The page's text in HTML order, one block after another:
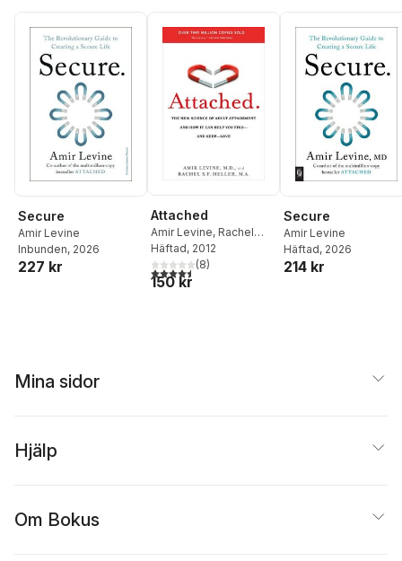
Secure
Amir Levine
Inbunden, 2026
227 kr
Attached
Amir Levine, Rachel
Heller
Häftad, 2012
4,5utav 5 stjärnor. Totalt antal röster:
(8)
150 kr
Secure
Amir Levine
Häftad, 2026
214 kr
Mina sidor
Hjälp
Om Bokus